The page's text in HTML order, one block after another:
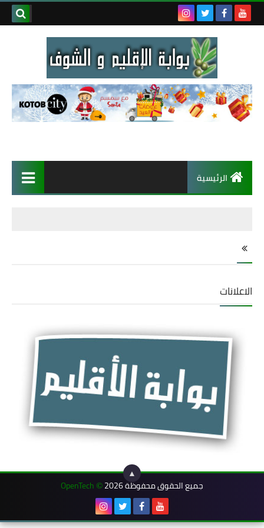
الرئيسية
الاعلانات
▲
جميع الحقوق محفوظة 2026
©
OpenTech